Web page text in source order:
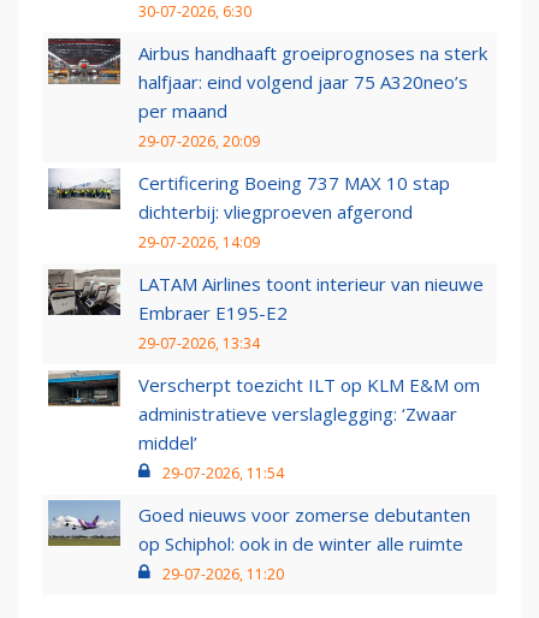
30-07-2026, 6:30
Airbus handhaaft groeiprognoses na sterk
halfjaar: eind volgend jaar 75 A320neo’s
per maand
29-07-2026, 20:09
Certificering Boeing 737 MAX 10 stap
dichterbij: vliegproeven afgerond
29-07-2026, 14:09
LATAM Airlines toont interieur van nieuwe
Embraer E195-E2
29-07-2026, 13:34
Verscherpt toezicht ILT op KLM E&M om
administratieve verslaglegging: ‘Zwaar
middel’
29-07-2026, 11:54
Goed nieuws voor zomerse debutanten
op Schiphol: ook in de winter alle ruimte
29-07-2026, 11:20